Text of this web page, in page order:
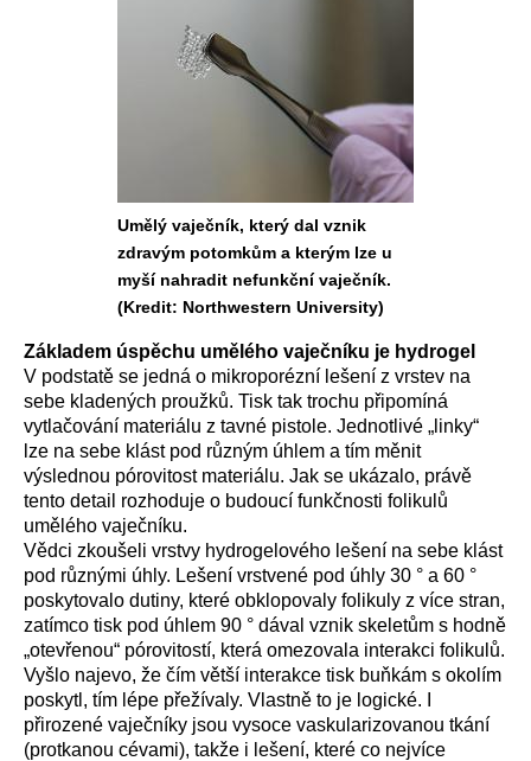
Umělý vaječník, který dal vznik
zdravým potomkům a kterým lze u
myší nahradit nefunkční vaječník.
(Kredit: Northwestern University)
Základem úspěchu umělého vaječníku je hydrogel
V podstatě se jedná o mikroporézní lešení z vrstev na
sebe kladených proužků. Tisk tak trochu připomíná
vytlačování materiálu z tavné pistole. Jednotlivé „linky“
lze na sebe klást pod různým úhlem a tím měnit
výslednou pórovitost materiálu. Jak se ukázalo, právě
tento detail rozhoduje o budoucí funkčnosti folikulů
umělého vaječníku.
Vědci zkoušeli vrstvy hydrogelového lešení na sebe klást
pod různými úhly. Lešení vrstvené pod úhly 30 ° a 60 °
poskytovalo dutiny, které obklopovaly folikuly z více stran,
zatímco tisk pod úhlem 90 ° dával vznik skeletům s hodně
„otevřenou“ pórovitostí, která omezovala interakci folikulů.
Vyšlo najevo, že čím větší interakce tisk buňkám s okolím
poskytl, tím lépe přežívaly. Vlastně to je logické. I
přirozené vaječníky jsou vysoce vaskularizovanou tkání
(protkanou cévami), takže i lešení, které co nejvíce